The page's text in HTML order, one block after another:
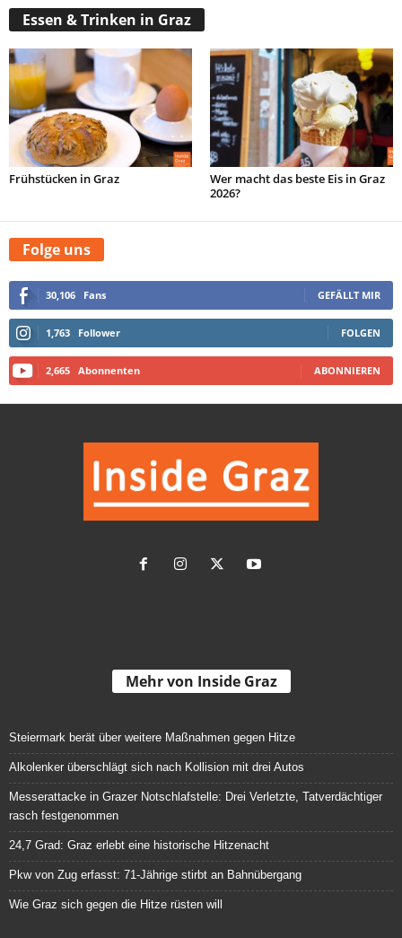
Essen & Trinken in Graz
Frühstücken in Graz
Wer macht das beste Eis in Graz
2026?
Folge uns
30,106 Fans GEFÄLLT MIR
1,763 Follower FOLGEN
2,665 Abonnenten ABONNIEREN
Mehr von Inside Graz
Steiermark berät über weitere Maßnahmen gegen Hitze
Alkolenker überschlägt sich nach Kollision mit drei Autos
Messerattacke in Grazer Notschlafstelle: Drei Verletzte, Tatverdächtiger
rasch festgenommen
24,7 Grad: Graz erlebt eine historische Hitzenacht
Pkw von Zug erfasst: 71-Jährige stirbt an Bahnübergang
Wie Graz sich gegen die Hitze rüsten will